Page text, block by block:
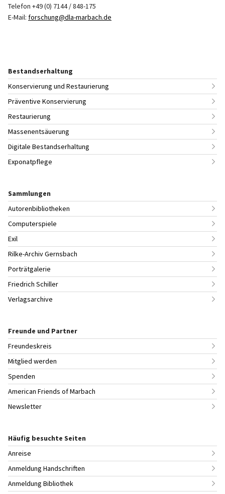
Telefon +49 (0) 7144 / 848-175
E-Mail: forschung@dla-marbach.de
Bestandserhaltung
Konservierung und Restaurierung
Präventive Konservierung
Restaurierung
Massenentsäuerung
Digitale Bestandserhaltung
Exponatpflege
Sammlungen
Autorenbibliotheken
Computerspiele
Exil
Rilke-Archiv Gernsbach
Porträtgalerie
Friedrich Schiller
Verlagsarchive
Freunde und Partner
Freundeskreis
Mitglied werden
Spenden
American Friends of Marbach
Newsletter
Häufig besuchte Seiten
Anreise
Anmeldung Handschriften
Anmeldung Bibliothek